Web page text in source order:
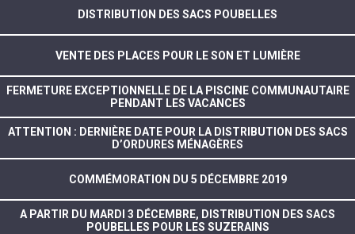
DISTRIBUTION DES SACS POUBELLES
VENTE DES PLACES POUR LE SON ET LUMIÈRE
FERMETURE EXCEPTIONNELLE DE LA PISCINE COMMUNAUTAIRE
PENDANT LES VACANCES
ATTENTION : DERNIÈRE DATE POUR LA DISTRIBUTION DES SACS
D’ORDURES MÉNAGÈRES
COMMÉMORATION DU 5 DÉCEMBRE 2019
A PARTIR DU MARDI 3 DÉCEMBRE, DISTRIBUTION DES SACS
POUBELLES POUR LES SUZERAINS